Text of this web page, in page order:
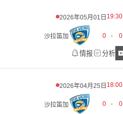
2026年05月01日 19:30
沙拉笛加 0 - 0
情报 分析
2026年04月25日 18:00
沙拉笛加 0 - 0